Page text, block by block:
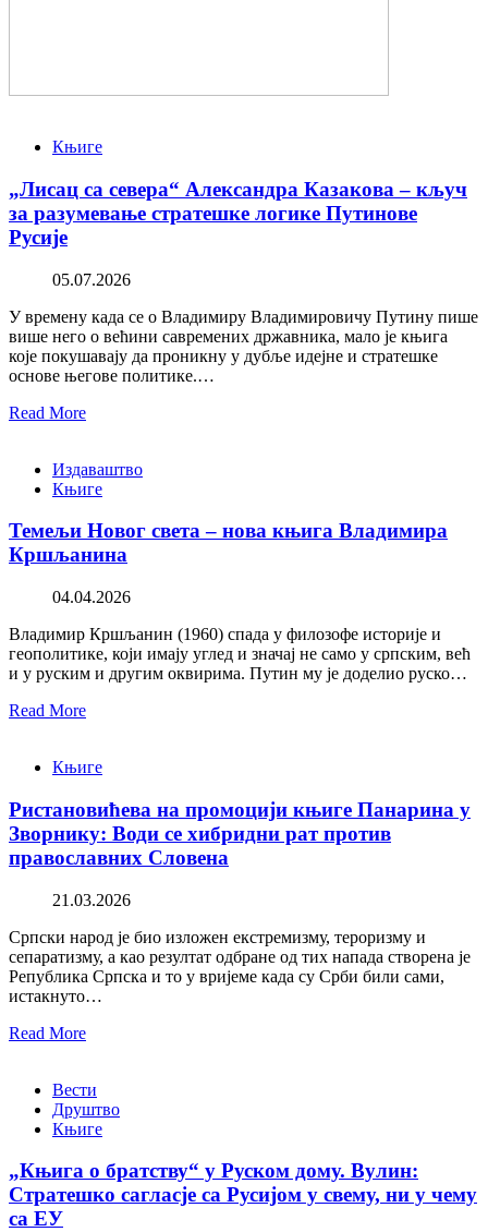
Књиге
„Лисац са севера“ Александра Казакова – кључ
за разумевање стратешке логике Путинове
Русије
05.07.2026
У времену када се о Владимиру Владимировичу Путину пише
више него о већини савремених државника, мало је књига
које покушавају да проникну у дубље идејне и стратешке
основе његове политике.…
Read More
Издаваштво
Књиге
Темељи Новог света – нова књига Владимира
Кршљанина
04.04.2026
Владимир Кршљанин (1960) спада у филозофе историје и
геополитике, који имају углед и значај не само у српским, већ
и у руским и другим оквирима. Путин му је доделио руско…
Read More
Књиге
Ристановићева на промоцији књиге Панарина у
Зворнику: Води се хибридни рат против
православних Словена
21.03.2026
Српски народ је био изложен екстремизму, тероризму и
сепаратизму, а као резултат одбране од тих напада створена је
Република Српска и то у вријеме када су Срби били сами,
истакнуто…
Read More
Вести
Друштво
Књиге
„Књига о братству“ у Руском дому. Вулин:
Стратешко сагласје са Русијом у свему, ни у чему
са ЕУ